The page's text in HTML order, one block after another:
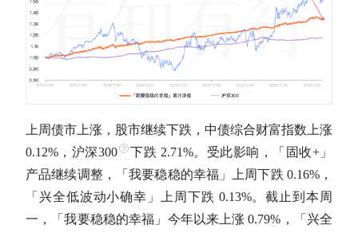
上周债市上涨，股市继续下跌，中债综合财富指数上涨
0.12%， 沪深300 下跌 2.71%。受此影响，「 固收+」
产品继续调整，「我要稳稳的幸福」上周下跌 0.16%，
「兴全低波动小确幸」上周下跌 0.13%。截止到本周
一，「我要稳稳的幸福」今年以来上涨 0.79%，「兴全